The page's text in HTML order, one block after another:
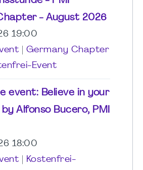
- August 2026
19:00
Germany Chapter
Event
event: Believe in your
Alfonso Bucero, PMI
18:00
Kostenfrei-